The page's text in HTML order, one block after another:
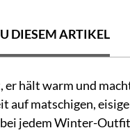
DIESEM ARTIKEL
er hält warm und
auf matschigen,
jedem Winter-